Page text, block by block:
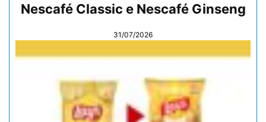
Nescafé Classic e Nescafé Ginseng
31/07/2026